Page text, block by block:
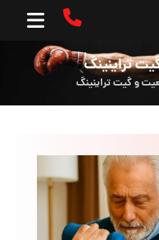
تراینینگ
و گیت تراینینگ